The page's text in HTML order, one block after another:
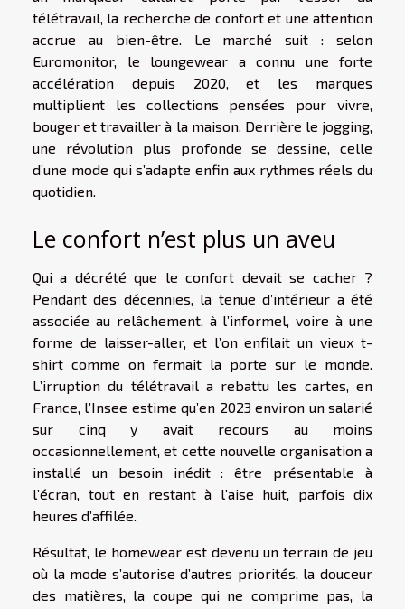
télétravail, la recherche de confort et une attention
accrue au bien-être. Le marché suit : selon
Euromonitor, le loungewear a connu une forte
accélération depuis 2020, et les marques
multiplient les collections pensées pour vivre,
bouger et travailler à la maison. Derrière le jogging,
une révolution plus profonde se dessine, celle
d’une mode qui s’adapte enfin aux rythmes réels du
quotidien.
Le confort n’est plus un aveu
Qui a décrété que le confort devait se cacher ?
Pendant des décennies, la tenue d’intérieur a été
associée au relâchement, à l’informel, voire à une
forme de laisser-aller, et l’on enfilait un vieux t-
shirt comme on fermait la porte sur le monde.
L’irruption du télétravail a rebattu les cartes, en
France, l’Insee estime qu’en 2023 environ un salarié
sur cinq y avait recours au moins
occasionnellement, et cette nouvelle organisation a
installé un besoin inédit : être présentable à
l’écran, tout en restant à l’aise huit, parfois dix
heures d’affilée.
Résultat, le homewear est devenu un terrain de jeu
où la mode s’autorise d’autres priorités, la douceur
des matières, la coupe qui ne comprime pas, la